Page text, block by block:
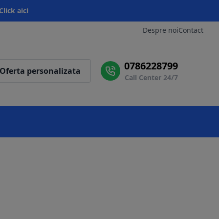
Click aici
Despre noiContact
Oferta personalizata 0786228799
Call Center 24/7